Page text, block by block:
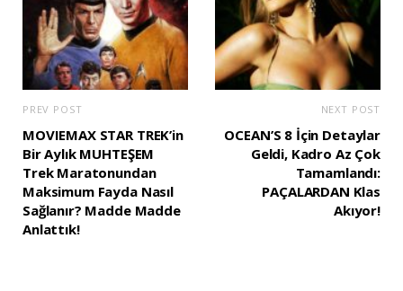
PREV POST
MOVIEMAX STAR TREK’in
Bir Aylık MUHTEŞEM
Trek Maratonundan
Maksimum Fayda Nasıl
Sağlanır? Madde Madde
Anlattık!
NEXT POST
OCEAN’S 8 İçin Detaylar
Geldi, Kadro Az Çok
Tamamlandı:
PAÇALARDAN Klas
Akıyor!